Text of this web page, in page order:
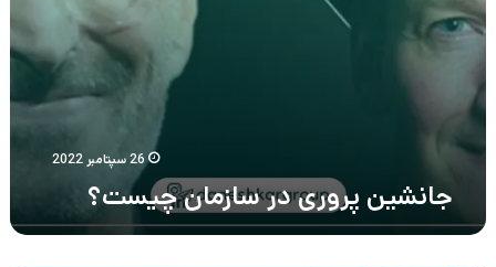
26 سپتامبر 2022
جانشین پروری در سازمان چیست؟